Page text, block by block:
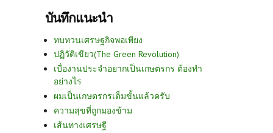
บันทึกแนะนำ
ทบทวนเศรษฐกิจพอเพียง
ปฏิวัติเขียว(The Green Revolution)
เบื่องานประจำอยากเป็นเกษตรกร ต้องทำ
อย่างไร
ผมเป็นเกษตรกรเต็มขั้นแล้วครับ
ความสุขที่ถูกมองข้าม
เส้นทางเศรษฐี